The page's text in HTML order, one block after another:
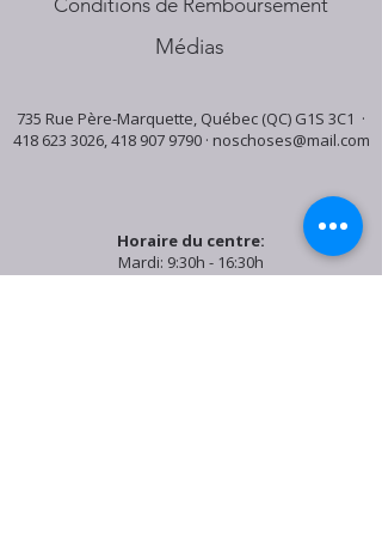
Conditions de Remboursement
Médias
735 Rue Père-Marquette, Québec (QC) G1S 3C1 ·
418 623 3026,418 907 9790· noschoses@mail.com
Horaire du centre:
Mardi: 9:30h - 16:30h